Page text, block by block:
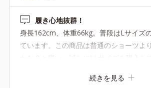
履き心地抜群！
身長162cm、体重66kg。普段はLサイズ
ています。この商品は普通のショーツよ
ぐり深めなので足さばきも良く、ウエス
続きを見る